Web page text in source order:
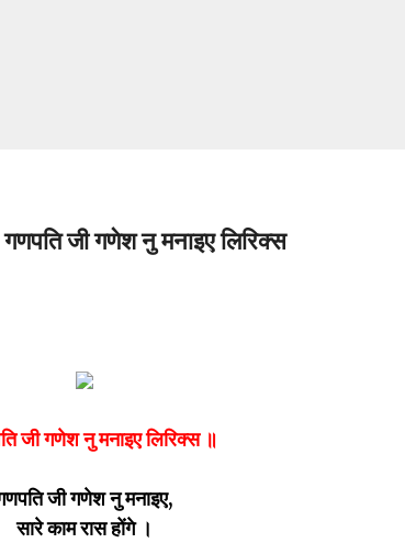
जी गणेश नु मनाइए लिरिक्स
जी गणेश नु मनाइए लिरिक्स ॥
जी गणेश नु मनाइए,
सारे काम रास होंगे ।